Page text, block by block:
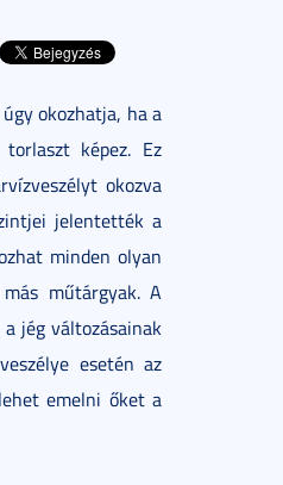
okozhatja, ha a
képez. Ez
okozva
jelentették a
minden olyan
műtárgyak. A
jég változásainak
esetén az
emelni őket a